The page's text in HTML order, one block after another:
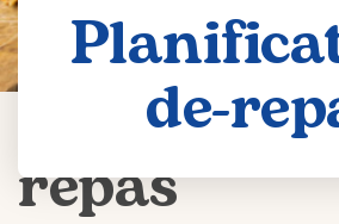
de-
repas